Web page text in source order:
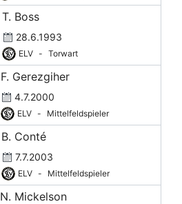
T. Boss
28.6.1993
ELV - Torwart
F. Gerezgiher
4.7.2000
ELV - Mittelfeldspieler
B. Conté
7.7.2003
ELV - Mittelfeldspieler
N. Mickelson